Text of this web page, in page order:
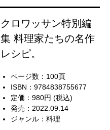
クロワッサン特別編
集 料理家たちの名作
レシピ。
ページ数：100頁
ISBN：9784838755677
定価：980円 (税込)
発売：2022.09.14
ジャンル：料理